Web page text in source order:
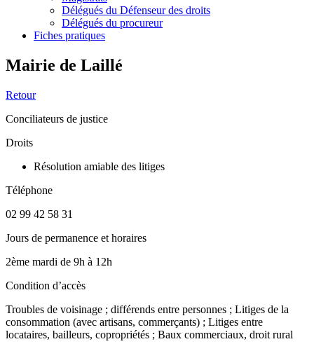
Délégués du Défenseur des droits
Délégués du procureur
Fiches pratiques
Mairie de Laillé
Retour
Conciliateurs de justice
Droits
Résolution amiable des litiges
Téléphone
02 99 42 58 31
Jours de permanence et horaires
2ème mardi de 9h à 12h
Condition d’accès
Troubles de voisinage ; différends entre personnes ; Litiges de la
consommation (avec artisans, commerçants) ; Litiges entre
locataires, bailleurs, copropriétés ; Baux commerciaux, droit rural